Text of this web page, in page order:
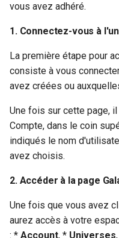
t
s
e
a
h
Réseaux
Quotas (WIP)
vous avez adhéré.
1. Connectez-vous à
La première étape pour
consiste à vous
avez créées ou
Une fois sur cette page,
Compte, dans le coin
indiqués le nom
avez choisis.
2. Accéder à la page
Une fois que vous avez
aurez accès à votre
: * Account, * Universes